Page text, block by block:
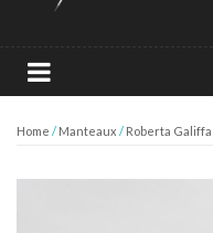
Home / Manteaux / Roberta Galiffa